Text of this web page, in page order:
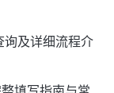
询及详细流程介